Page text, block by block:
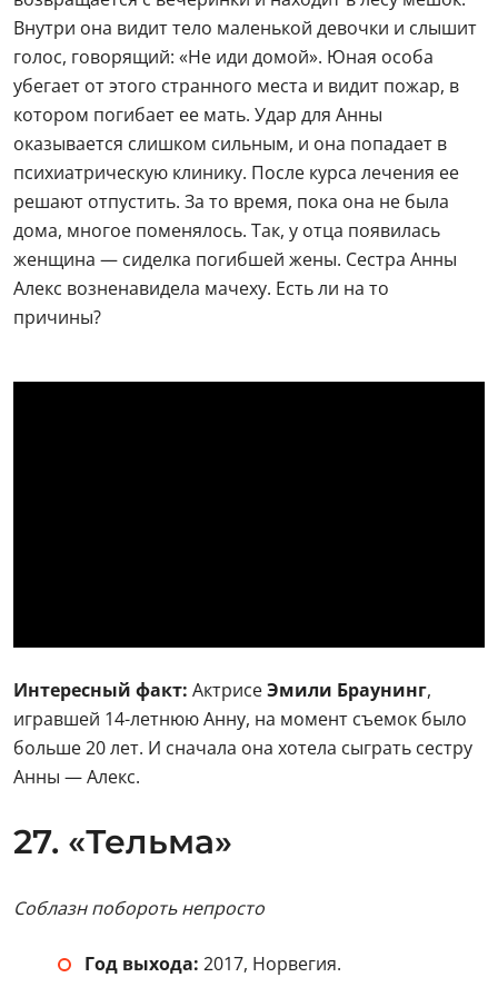
Внутри она видит тело маленькой девочки и слышит
голос, говорящий: «Не иди домой». Юная особа
убегает от этого странного места и видит пожар, в
котором погибает ее мать. Удар для Анны
оказывается слишком сильным, и она попадает в
психиатрическую клинику. После курса лечения ее
решают отпустить. За то время, пока она не была
дома, многое поменялось. Так, у отца появилась
женщина — сиделка погибшей жены. Сестра Анны
Алекс возненавидела мачеху. Есть ли на то
причины?
Интересный факт: АктрисеЭмили Браунинг,
игравшей 14-летнюю Анну, на момент съемок было
больше 20 лет. И сначала она хотела сыграть сестру
Анны — Алекс.
27. «Тельма»
Соблазн побороть непросто
Год выхода: 2017, Норвегия.